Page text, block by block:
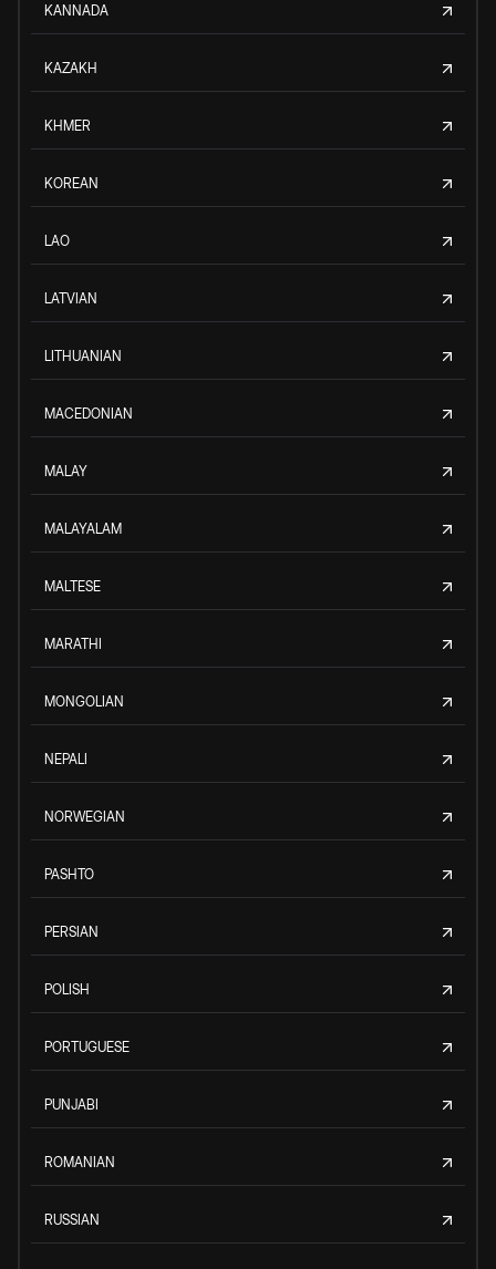
KANNADA
KAZAKH
KHMER
KOREAN
LAO
LATVIAN
LITHUANIAN
MACEDONIAN
MALAY
MALAYALAM
MALTESE
MARATHI
MONGOLIAN
NEPALI
NORWEGIAN
PASHTO
PERSIAN
POLISH
PORTUGUESE
PUNJABI
ROMANIAN
RUSSIAN